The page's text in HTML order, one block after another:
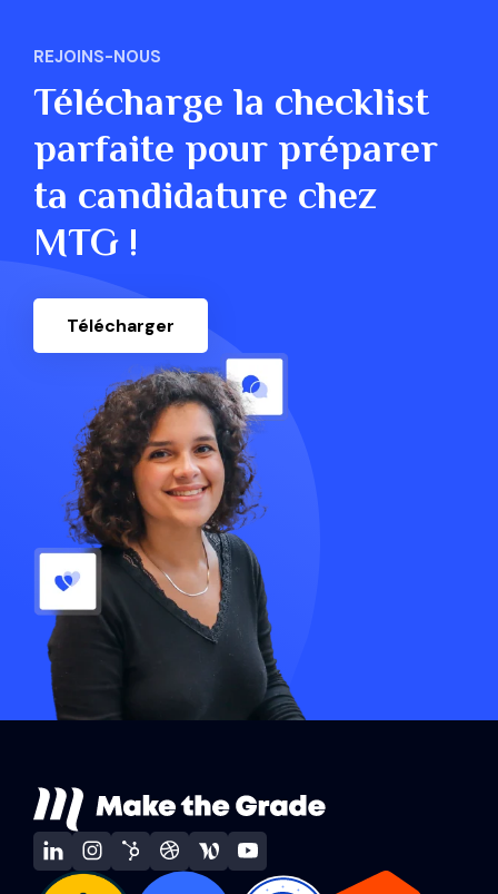
REJOINS-NOUS
Télécharge la checklist
parfaite pour préparer
ta candidature chez
MTG !
Télécharger